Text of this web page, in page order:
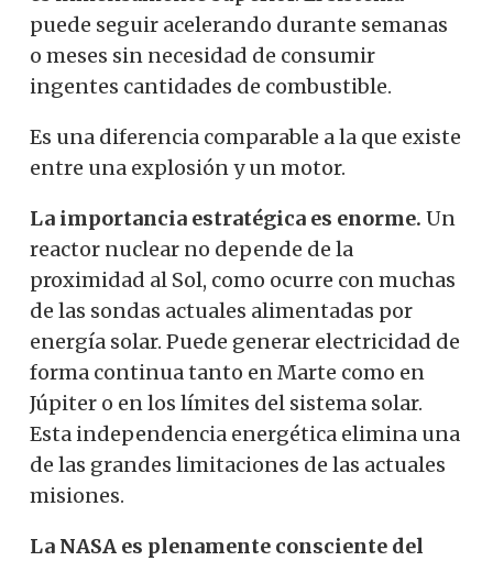
puede seguir acelerando durante semanas
o meses sin necesidad de consumir
ingentes cantidades de combustible.
Es una diferencia comparable a la que existe
entre una explosión y un motor.
La importancia estratégica es enorme. Un
reactor nuclear no depende de la
proximidad al Sol, como ocurre con muchas
de las sondas actuales alimentadas por
energía solar. Puede generar electricidad de
forma continua tanto en Marte como en
Júpiter o en los límites del sistema solar.
Esta independencia energética elimina una
de las grandes limitaciones de las actuales
misiones.
La NASA es plenamente consciente del